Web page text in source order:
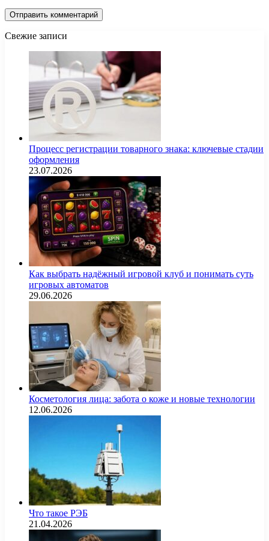
Свежие записи
Процесс регистрации товарного знака: ключевые стадии
оформления
23.07.2026
Как выбрать надёжный игровой клуб и понимать суть
игровых автоматов
29.06.2026
Косметология лица: забота о коже и новые технологии
12.06.2026
Что такое РЭБ
21.04.2026